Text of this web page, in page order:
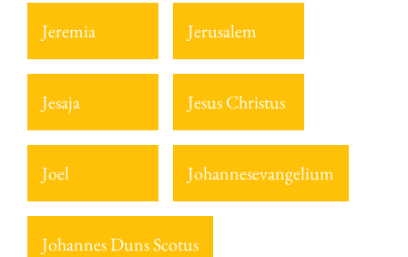
Jeremia Jerusalem
Jesaja Jesus Christus
Joel Johannesevangelium
Johannes Duns Scotus